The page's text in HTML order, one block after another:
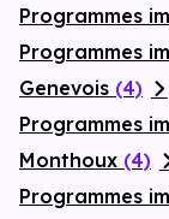
Programmes
Programmes
Genevois (4)
Programmes
Monthoux (4)
Programmes